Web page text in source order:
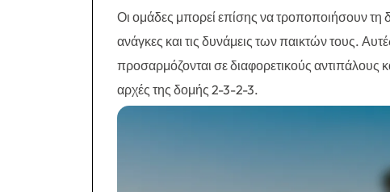
Οι ομάδες μπορεί επίσης να τροποποιήσουν τη
ανάγκες και τις δυνάμεις των παικτών τους.
προσαρμόζονται σε διαφορετικούς αντιπάλους
αρχές της δομής 2-3-2-3.